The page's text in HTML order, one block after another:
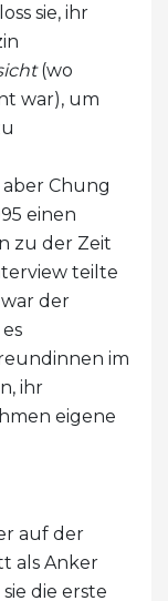
sie, ihr
(wo
war), um
Chung
einen
zu der Zeit
teilte
der
im
ihr
eigene
auf der
als Anker
die erste